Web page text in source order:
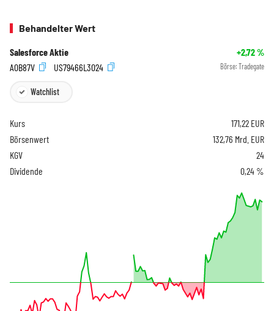
Behandelter Wert
Salesforce Aktie +2,72%
A0B87V
US79466L3024 Börse: Tradegate
Watchlist
Kurs 171,22 EUR
Börsenwert
132,76 Mrd. EUR
KGV
24
Dividende
0,24 %